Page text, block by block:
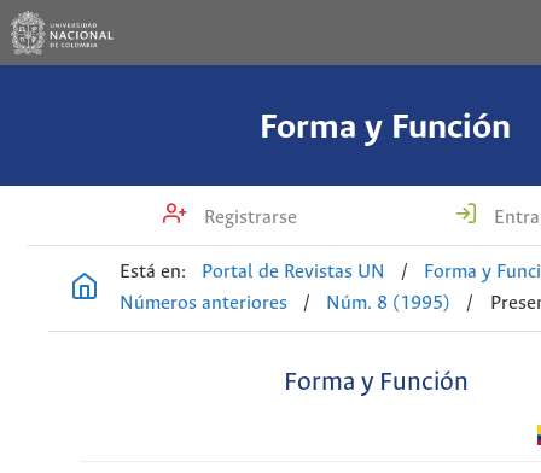
Forma y Función
Registrarse
Está en: Portal de Revistas UN /
Forma y
Números anteriores
/ Núm. 8 (1995) /
Forma y Función